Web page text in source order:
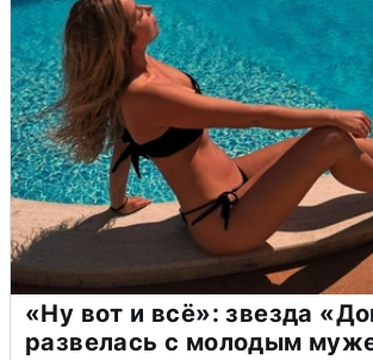
«Ну вот и всё»: звезда
развелась с молодым